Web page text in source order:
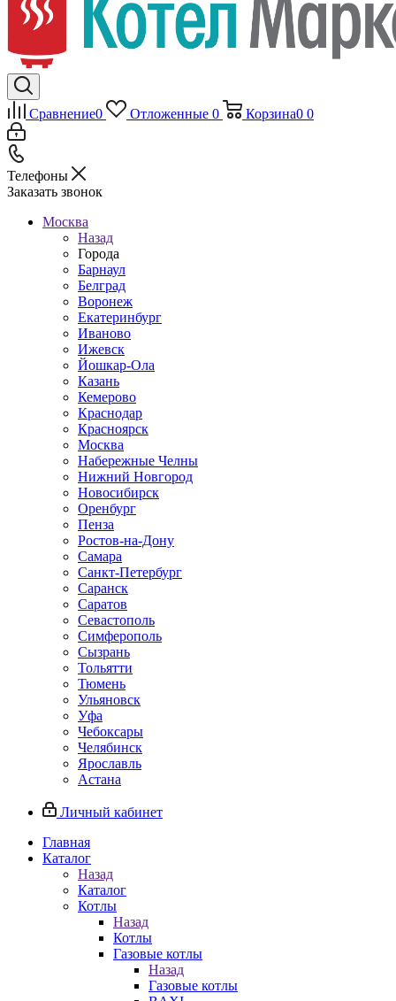
Сравнение0 Отложенные 0 Корзина0 0
Телефоны
Заказать звонок
Москва
Назад
Города
Барнаул
Белград
Воронеж
Екатеринбург
Иваново
Ижевск
Йошкар-Ола
Казань
Кемерово
Краснодар
Красноярск
Москва
Набережные Челны
Нижний Новгород
Новосибирск
Оренбург
Пенза
Ростов-на-Дону
Самара
Санкт-Петербург
Саранск
Саратов
Севастополь
Симферополь
Сызрань
Тольятти
Тюмень
Ульяновск
Уфа
Чебоксары
Челябинск
Ярославль
Астана
Личный кабинет
Главная
Каталог
Назад
Каталог
Котлы
Назад
Котлы
Газовые котлы
Назад
Газовые котлы